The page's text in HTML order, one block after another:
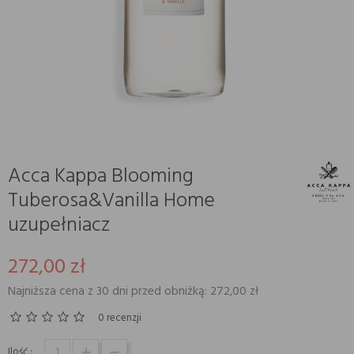
Acca Kappa Blooming
Tuberosa&Vanilla Home
uzupełniacz
272,00 zł
Najniższa cena z 30 dni przed obniżką: 272,00 zł
0 recenzji